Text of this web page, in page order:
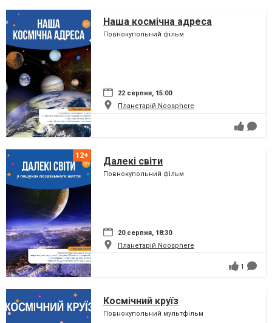
Наша космічна адреса
Повнокупольний фільм
22 серпня, 15:00
Планетарій Noosphere
Далекі світи
Повнокупольний фільм
20 серпня, 18:30
Планетарій Noosphere
1
Космічний круїз
Повнокупольний мультфільм